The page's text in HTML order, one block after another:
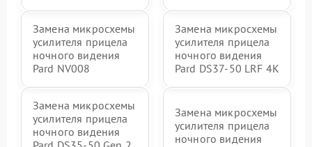
Замена микросхемы
усилителя прицела
ночного видения
Pard NV008
Замена микросхемы
усилителя прицела
ночного видения
Pard DS37-50 LRF 4K
Замена микросхемы
усилителя прицела
ночного видения
Замена микросхемы
усилителя прицела
ночного видения